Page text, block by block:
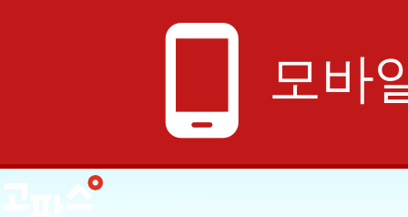
phone_android 모바